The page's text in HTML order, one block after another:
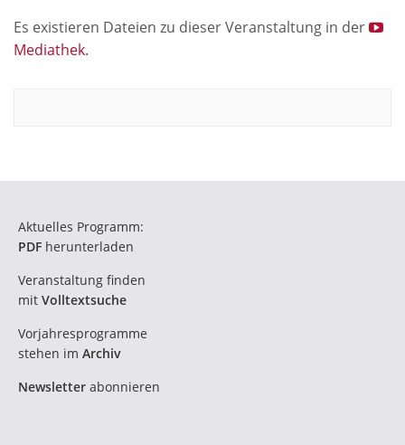
Es existieren Dateien zu dieser Veranstaltung in der
Mediathek.
Aktuelles Programm:
PDF herunterladen
Veranstaltung finden
mit Volltextsuche
Vorjahresprogramme
stehen im Archiv
Newsletter abonnieren